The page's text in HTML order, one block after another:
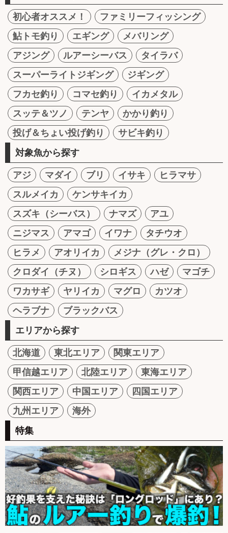
初心者オススメ！
ファミリーフィッシング
鮎トモ釣り
エギング
メバリング
アジング
ルアーシーバス
タイラバ
スーパーライトジギング
ジギング
フカセ釣り
コマセ釣り
イカメタル
スッテ＆ツノ
テンヤ
かかり釣り
投げ＆ちょい投げ釣り
サビキ釣り
対象魚から探す
アジ マダイ ブリ イサキ
ヒラマサ
スルメイカ
ケンサキイカ
スズキ（シーバス）
ナマズ
アユ
ニジマス
アマゴ イワナ
タチウオ
ヒラメ
アオリイカ
メジナ（グレ・クロ）
クロダイ（チヌ）
シロギス ハゼ
マゴチ
ワカサギ
ヤリイカ マグロ
カツオ
ヘラブナ
ブラックバス
エリアから探す
北海道 東北エリア
関東エリア
甲信越エリア
北陸エリア
東海エリア
関西エリア
中国エリア
四国エリア
九州エリア
海外
特集